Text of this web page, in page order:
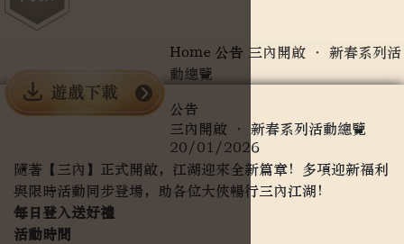
Home 公告 三內開啟 · 新春系列活
動總覽
公告
三內開啟 · 新春系列活動總覽
20/01/2026
隨著【三內】正式開啟，江湖迎來全新篇章！多項迎新福利
與限時活動同步登場，助各位大俠暢行三內江湖！
每日登入送好禮
活動時間